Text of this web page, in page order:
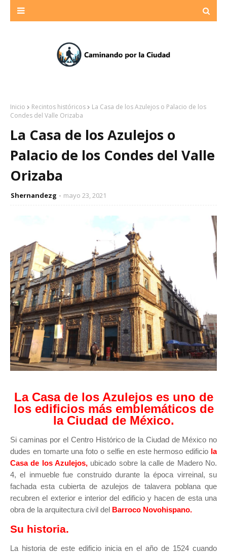
Inicio Recintos históricos
La Casa de los Azulejos o Palacio de los
Condes del Valle Orizaba
La Casa de los Azulejos o
Palacio de los Condes del Valle
Orizaba
Shernandezg mayo 23, 2021
La Casa de los Azulejos es uno de
los edificios más emblemáticos de
la Ciudad de México.
Si caminas por el Centro Histórico de la Ciudad de México no
dudes en tomarte una foto o selfie en este hermoso edificio la
Casa de los Azulejos,ubicado sobre la calle de Madero No.
4, el inmueble fue construido durante la época virreinal, su
fachada esta cubierta de azulejos de talavera poblana que
recubren el exterior e interior del edificio y hacen de esta una
obra de la arquitectura civil del Barroco Novohispano.
Su historia.
La historia de este edificio inicia en el año de 1524 cuando